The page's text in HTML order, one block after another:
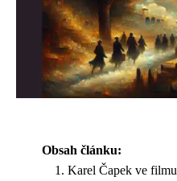
Obsah článku:
Karel Čapek ve filmu